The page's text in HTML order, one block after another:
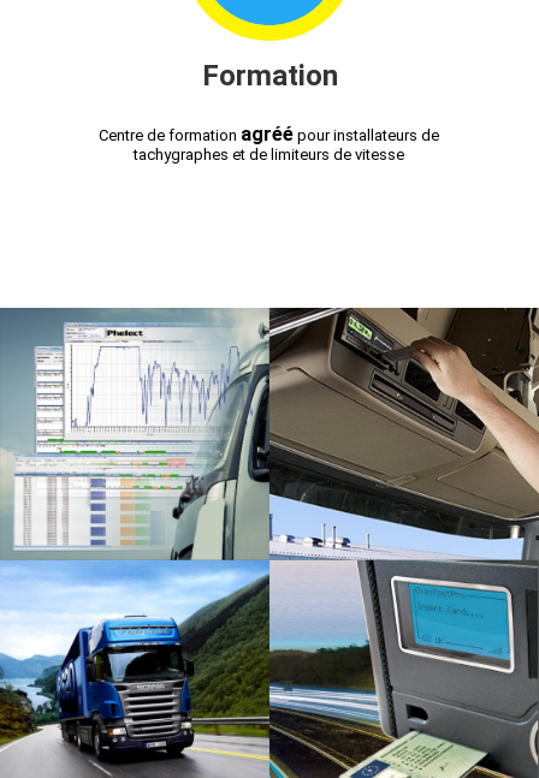
Formation
Centre de formation agréé pour installateurs de
tachygraphes et de limiteurs de vitesse